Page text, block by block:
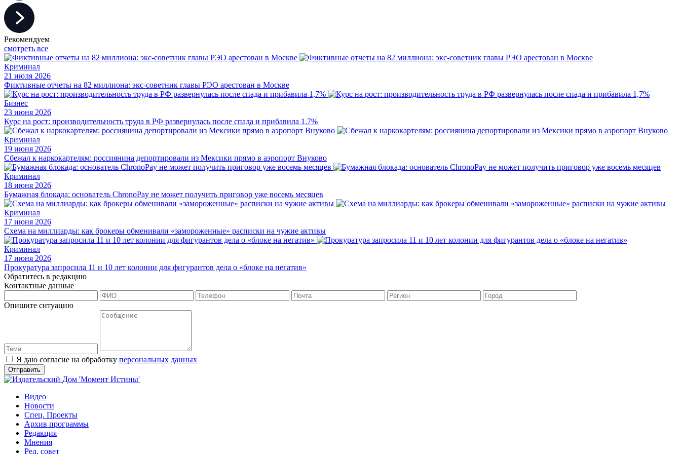
Рекомендуем
смотреть все
Криминал
21 июля 2026
Фиктивные отчеты на 82 миллиона: экс-советник главы РЭО арестован в Москве
Бизнес
23 июня 2026
Курс на рост: производительность труда в РФ развернулась после спада и прибавила 1,7%
Криминал
19 июня 2026
Сбежал к наркокартелям: россиянина депортировали из Мексики прямо в аэропорт Внуково
Криминал
18 июня 2026
Бумажная блокада: основатель ChronoPay не может получить приговор уже восемь месяцев
Криминал
17 июня 2026
Схема на миллиарды: как брокеры обменивали «замороженные» расписки на чужие активы
Криминал
17 июня 2026
Прокуратура запросила 11 и 10 лет колонии для фигурантов дела о «блоке на негатив»
Обратитесь в редакцию
Контактные данные
Опишите ситуацию
Я даю согласие на обработку персональных данных
Видео
Новости
Спец. Проекты
Архив программы
Редакция
Мнения
Ред. совет